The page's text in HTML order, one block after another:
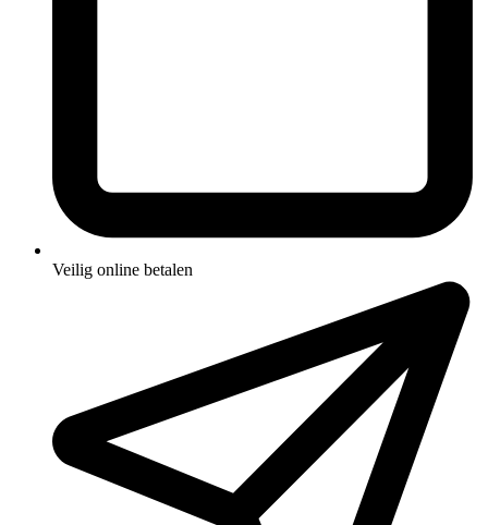
Veilig online betalen